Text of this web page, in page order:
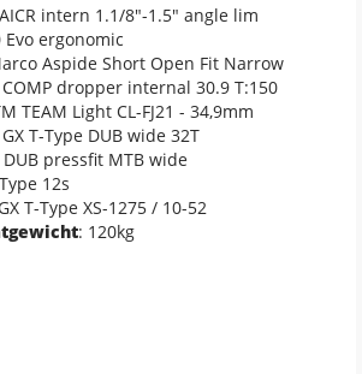
intern 1.1/8"-1.5" angle lim
Evo ergonomic
Aspide Short Open Fit Narrow
COMP dropper internal 30.9 T:150
TEAM Light CL-FJ21 - 34,9mm
T-Type DUB wide 32T
DUB pressfit MTB wide
12s
T-Type XS-1275 / 10-52
: 120kg